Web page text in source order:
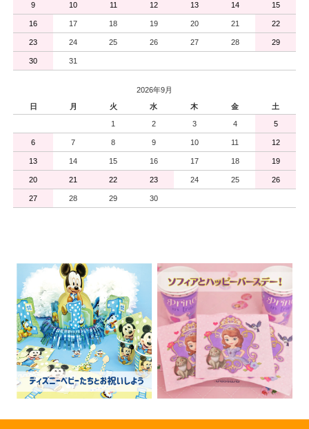
9 10 11 12 13 14 15
16 17 18 19 20 21 22
23 24 25 26 27 28 29
30 31
2026年9月
日
月 火 水 木 金 土
1 2 3 4 5
6 7 8 9 10 11 12
13 14 15 16 17 18 19
20 21 22 23 24 25 26
27 28 29 30